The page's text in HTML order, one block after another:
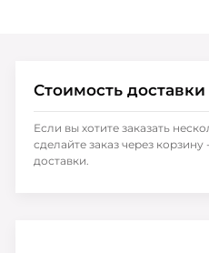
Стоимость доставки
Если вы хотите заказать
сделайте заказ через
доставки.